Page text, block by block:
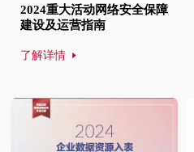
2024重大活动网络安全保障
建设及运营指南
了解详情